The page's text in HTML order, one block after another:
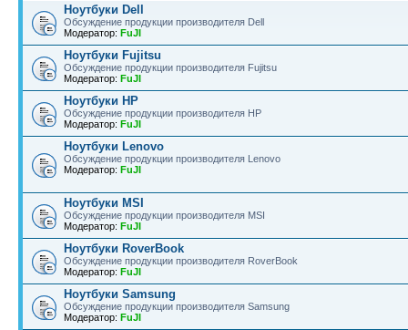
Ноутбуки Dell
Обсуждение продукции производителя Dell
Модератор: FuJI
Ноутбуки Fujitsu
Обсуждение продукции производителя Fujitsu
Модератор: FuJI
Ноутбуки HP
Обсуждение продукции производителя HP
Модератор: FuJI
Ноутбуки Lenovo
Обсуждение продукции производителя Lenovo
Модератор: FuJI
Ноутбуки MSI
Обсуждение продукции производителя MSI
Модератор: FuJI
Ноутбуки RoverBook
Обсуждение продукции производителя RoverBook
Модератор: FuJI
Ноутбуки Samsung
Обсуждение продукции производителя Samsung
Модератор: FuJI